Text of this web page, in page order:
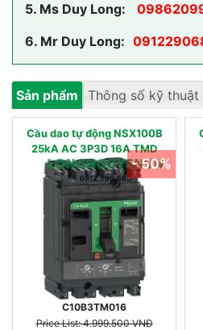
5. Ms Duy Long:
6. Mr Duy Long:
Sản phẩm Thông số kỹ thuật
Cầu dao tự động NSX100B
25kA AC 3P3D 16A TMD
C10B3TM016
Price List: 4.999.500 VNĐ
- 50%